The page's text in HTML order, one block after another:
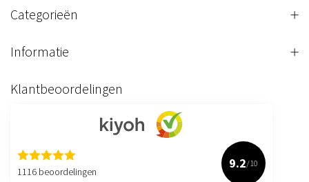
Categorieën
Informatie
Klantbeoordelingen
1116 beoordelingen
9.2/10